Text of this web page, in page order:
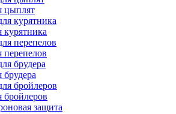
цыплят
курятника
перепелов
брудера
бройлеров